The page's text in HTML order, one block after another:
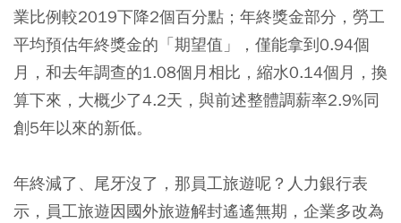
業比例較2019下降2個百分點； 年終獎金部分，勞工
平均預估年終獎金的「期望值」，僅能拿到0.94個
月 ，和去年調查的1.08個月相比，縮水0.14個月，換
算下來，大概少了4.2天， 與前述整體調薪率2.9%同
創5年以來的新低。
年終減了、尾牙沒了，那員工旅遊呢？人力銀行表
示，員工旅遊因國外旅遊解封遙遙無期，企業多改為